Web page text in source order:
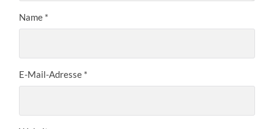
Name *
E-Mail-Adresse *